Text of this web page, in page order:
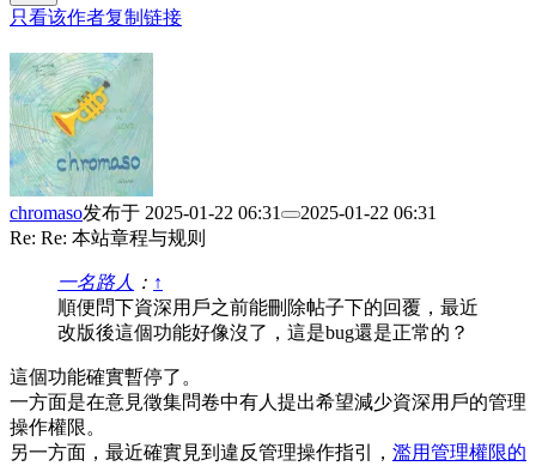
只看该作者复制链接
chromaso发布于 2025-01-22 06:31
2025-01-22 06:31
Re: Re: 本站章程与规则
一名路人 ： ↑
順便問下資深用戶之前能刪除帖子下的回覆，最近
改版後這個功能好像沒了，這是bug還是正常的？
這個功能確實暫停了。
一方面是在意見徵集問卷中有人提出希望減少資深用戶的管理
操作權限。
另一方面，最近確實見到違反管理操作指引， 濫用管理權限的